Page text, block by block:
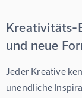
Kreativitäts-
und neue
Jeder Kreative
unendliche